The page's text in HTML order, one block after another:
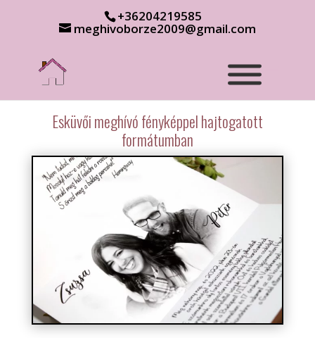
+36204219585
meghivoborze2009@gmail.com
Esküvői meghívó fényképpel hajtogatott
formátumban